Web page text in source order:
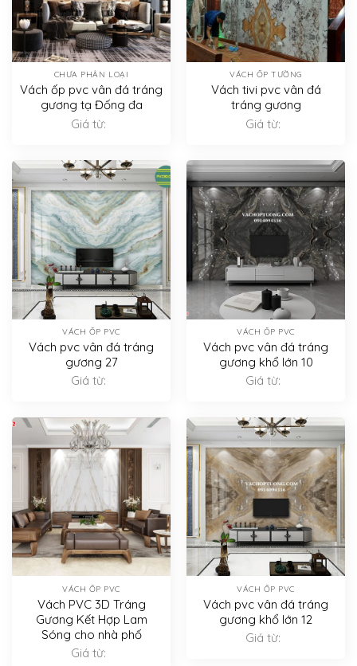
CHƯA PHÂN LOẠI
Vách ốp pvc vân đá tráng
gương tạ Đống đa
Giá từ:
VÁCH ỐP TƯỜNG
Vách tivi pvc vân đá
tráng gương
Giá từ:
VÁCH ỐP PVC
Vách pvc vân đá tráng
gương 27
Giá từ:
VÁCH ỐP PVC
Vách pvc vân đá tráng
gương khổ lớn 10
Giá từ:
VÁCH ỐP PVC
Vách PVC 3D Tráng
Gương Kết Hợp Lam
Sóng cho nhà phố
Giá từ:
VÁCH ỐP PVC
Vách pvc vân đá tráng
gương khổ lớn 12
Giá từ: